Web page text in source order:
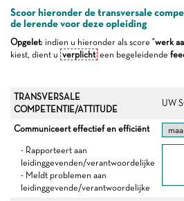
Scoor hieronder de transversale
de lerende voor deze opleiding
Opgelet: indien u hieronder als score "werk
kiest, dient u verplicht een begeleidende
TRANSVERSALE
COMPETENTIE/ATTITUDE
UW
Communiceert effectief en efficiënt
- Rapporteert aan
leidinggevenden/verantwoordelijke
- Meldt problemen aan
leidinggevende/verantwoordelijke